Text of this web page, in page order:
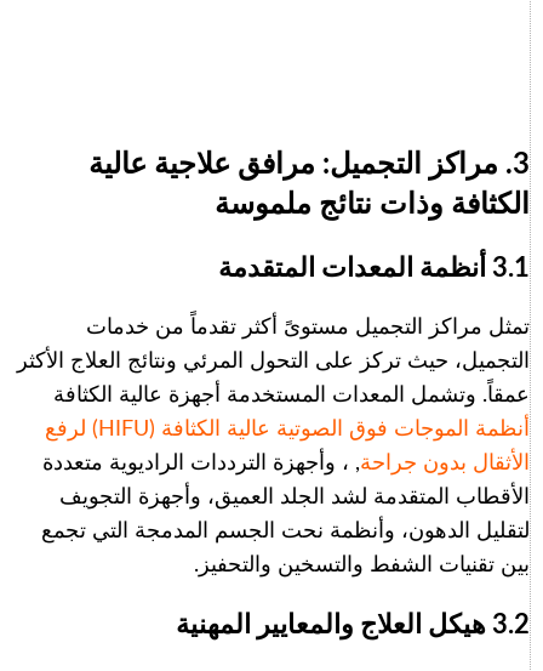
3. مراكز التجميل: مرافق علاجية عالية
الكثافة وذات نتائج ملموسة
3.1 أنظمة المعدات المتقدمة
تمثل مراكز التجميل مستوىً أكثر تقدماً من خدمات
التجميل، حيث تركز على التحول المرئي ونتائج العلاج الأكثر
عمقاً. وتشمل المعدات المستخدمة أجهزة عالية الكثافة
أنظمة الموجات فوق الصوتية عالية الكثافة (HIFU) لرفع
الأثقال بدون جراحة, ، وأجهزة الترددات الراديوية متعددة
الأقطاب المتقدمة لشد الجلد العميق، وأجهزة التجويف
لتقليل الدهون، وأنظمة نحت الجسم المدمجة التي تجمع
بين تقنيات الشفط والتسخين والتحفيز.
3.2 هيكل العلاج والمعايير المهنية